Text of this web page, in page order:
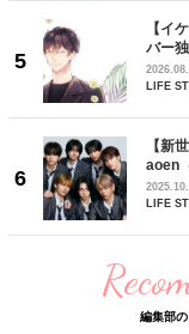
【イ
バー
矢「
た時は
LIFE
【新
aoen
ィス
先輩
LIFE
編集部